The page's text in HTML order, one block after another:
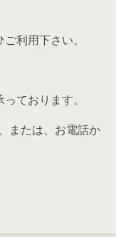
利用下さい。
ております。
または、お電話か